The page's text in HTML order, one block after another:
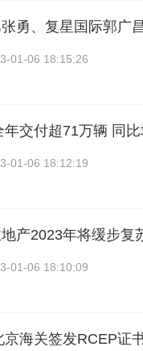
勇、复星国际郭广
01-06 18:15:26
年交付超71万辆 同
01-06 18:12:19
产2023年将缓步复
01-06 18:10:09
京海关签发RCEP证